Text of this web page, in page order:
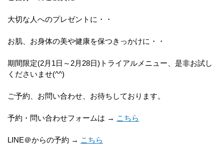
大切な人へのプレゼントに・・
お肌、お身体の美や健康を保つきっかけに・・
期間限定(2月1日～2月28日)トライアルメニュー、是非お試し
くださいませ(^^)
ご予約、お問い合わせ、お待ちしております。
予約・問い合わせフォームは → こちら
LINE＠からの予約 → こちら